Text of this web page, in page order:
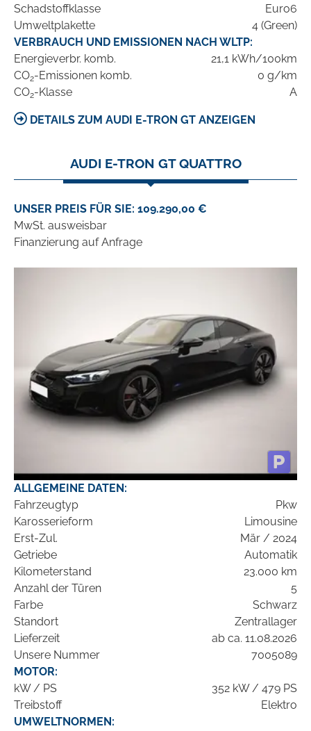
Schadstoffklasse
Euro6
Umweltplakette
4 (Green)
VERBRAUCH UND EMISSIONEN NACH WLTP:
Energieverbr. komb.
21,1 kWh/100km
CO2-Emissionen komb.
0 g/km
CO2-Klasse A
DETAILS ZUM AUDI E-TRON GT ANZEIGEN
AUDI E-TRON GT QUATTRO
UNSER PREIS FÜR SIE: 109.290,00 €
MwSt. ausweisbar
Finanzierung auf Anfrage
ALLGEMEINE DATEN:
Fahrzeugtyp
Pkw
Karosserieform
Limousine
Erst-Zul.
Mär / 2024
Getriebe
Automatik
Kilometerstand
23.000 km
Anzahl der Türen
5
Farbe
Schwarz
Standort
Zentrallager
Lieferzeit
ab ca. 11.08.2026
Unsere Nummer
7005089
MOTOR:
kW / PS
352 kW / 479 PS
Treibstoff
Elektro
UMWELTNORMEN: